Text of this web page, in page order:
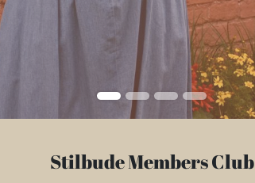
Stilbude Members Club